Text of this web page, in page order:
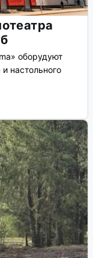
оборудуют
настольного